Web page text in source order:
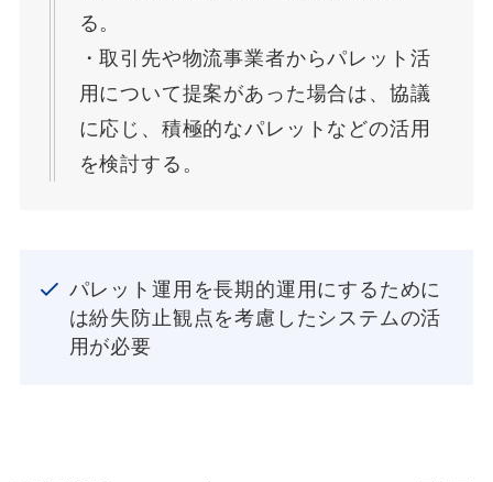
る。
・取引先や物流事業者からパレット活
用について提案があった場合は、協議
に応じ、積極的なパレットなどの活用
を検討する。
パレット運用を長期的運用にするために
は紛失防止観点を考慮したシステムの活
用が必要